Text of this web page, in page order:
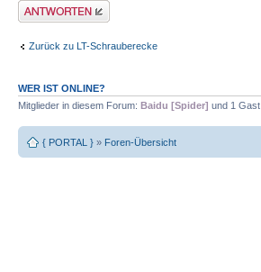
Antwort erstellen
Zurück zu LT-Schrauberecke
WER IST ONLINE?
Mitglieder in diesem Forum: Baidu [Spider] und 1 Gast
{ PORTAL } » Foren-Übersicht